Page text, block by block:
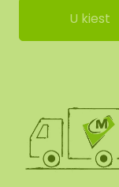
U kiest